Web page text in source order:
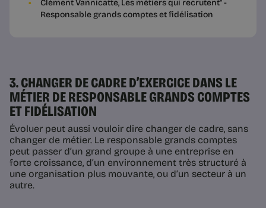
Clément Vannicatte, Les métiers qui recrutent" -
Responsable grands comptes et fidélisation
3. CHANGER DE CADRE D’EXERCICE DANS LE
MÉTIER DE RESPONSABLE GRANDS COMPTES
ET FIDÉLISATION
Évoluer peut aussi vouloir dire changer de cadre, sans
changer de métier. Le responsable grands comptes
peut passer d’un grand groupe à une entreprise en
forte croissance, d’un environnement très structuré à
une organisation plus mouvante, ou d’un secteur à un
autre.